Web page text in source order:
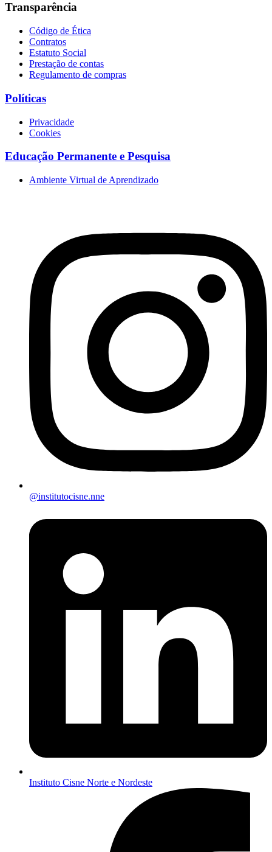
Transparência
Código de Ética
Contratos
Estatuto Social
Prestação de contas
Regulamento de compras
Políticas
Privacidade
Cookies
Educação Permanente e Pesquisa
Ambiente Virtual de Aprendizado
@institutocisne.nne
Instituto Cisne Norte e Nordeste